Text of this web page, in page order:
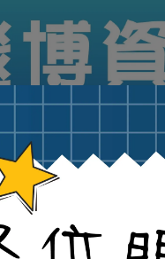
桌上型電腦